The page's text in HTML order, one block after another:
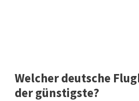
Welcher deutsche
der günstigste?